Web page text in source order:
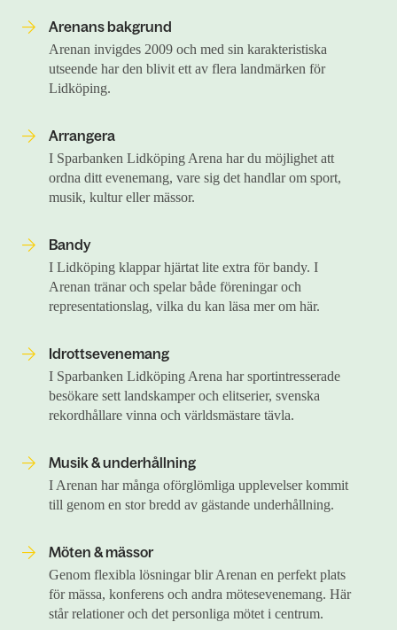
Arenans bakgrund
Arenan invigdes 2009 och med sin karakteristiska
utseende har den blivit ett av flera landmärken för
Lidköping.
Arrangera
I Sparbanken Lidköping Arena har du möjlighet att
ordna ditt evenemang, vare sig det handlar om sport,
musik, kultur eller mässor.
Bandy
I Lidköping klappar hjärtat lite extra för bandy. I
Arenan tränar och spelar både föreningar och
representationslag, vilka du kan läsa mer om här.
Idrottsevenemang
I Sparbanken Lidköping Arena har sportintresserade
besökare sett landskamper och elitserier, svenska
rekordhållare vinna och världsmästare tävla.
Musik & underhållning
I Arenan har många oförglömliga upplevelser kommit
till genom en stor bredd av gästande underhållning.
Möten & mässor
Genom flexibla lösningar blir Arenan en perfekt plats
för mässa, konferens och andra mötes­evenemang. Här
står relationer och det personliga mötet i centrum.